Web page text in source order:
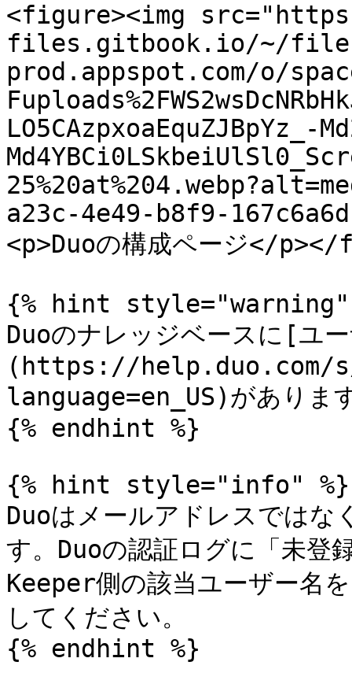
<figure><img
files.gitbook.io/~/
prod.appspot.com/o/
LO5CAzpxoaEquZJBpYz_-
a23c-4e49-b8f9-
<p>Duoの構成ページ</
{% hint style="warning"
Duoのナレッジベースに[ユ
(https://
language=en_US)がありま
{% endhint %}
{% hint style="info" %}
Duoはメールアドレスではな
す。Duoの認証ログに「未登
Keeper側の該当ユーザー名
してください。
{% endhint %}